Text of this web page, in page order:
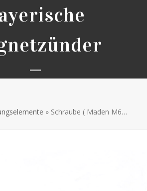
Open
menu
Close
menu
» Schraube ( Maden M6…